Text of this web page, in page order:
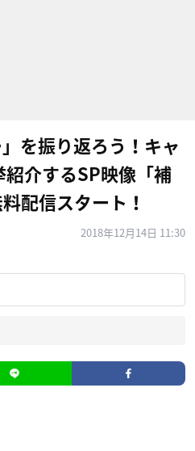
」を振り返ろう！キャ
紹介するSP映像「補
配信スタート！
2018年12月14日 11:30